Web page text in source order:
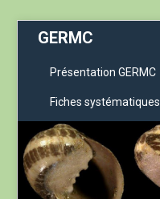
GERMC
Présentation GERMC
Fiches systématiques